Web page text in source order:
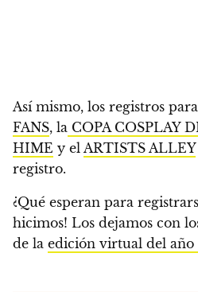
Así mismo, los registros
FANS, la COPA COSPLAY
HIME y el ARTISTS ALLEY
registro.
¿Qué esperan para
hicimos! Los dejamos con
de la edición virtual del año